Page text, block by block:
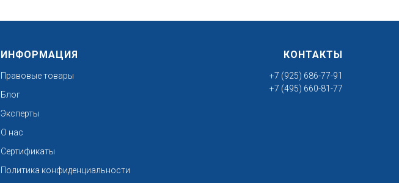
ИНФОРМАЦИЯ
Правовые товары
Блог
Эксперты
О нас
Сертификаты
Политика конфиденциальности
КОНТАКТЫ
+7 (925) 686-77-91
+7 (495) 660-81-77